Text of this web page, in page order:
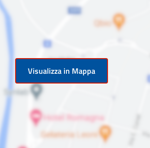
Visualizza in Mappa